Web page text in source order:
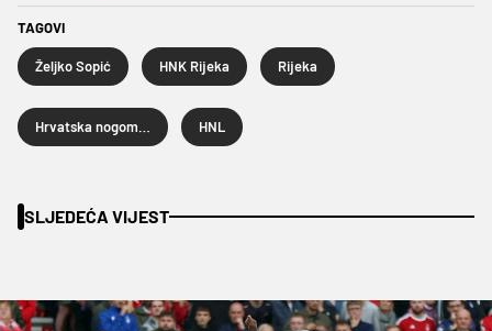
TAGOVI
Željko Sopić HNK Rijeka Rijeka
HNL
SLJEDEĆA VIJEST